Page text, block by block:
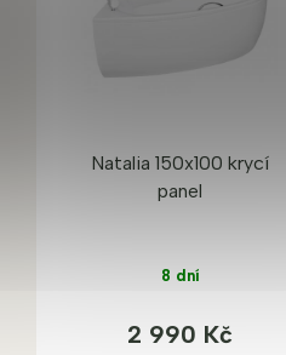
Natalia 150x100 krycí
panel
8 dní
2 990 Kč